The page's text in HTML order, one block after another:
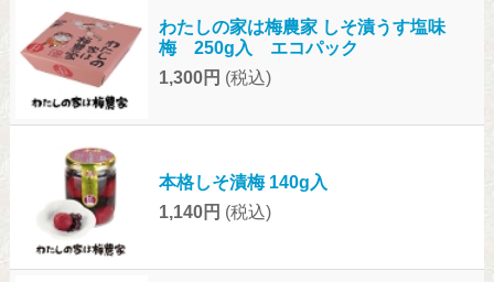
わたしの家は梅農家 しそ漬うす塩味
梅 250g入 エコパック
1,300円 (税込)
本格しそ漬梅 140g入
1,140円 (税込)